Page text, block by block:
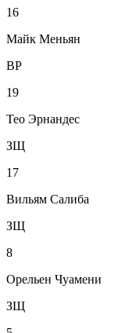
16
Майк Меньян
ВР
19
Тео Эрнандес
ЗЩ
17
Вильям Салиба
ЗЩ
8
Орельен Чуамени
ЗЩ